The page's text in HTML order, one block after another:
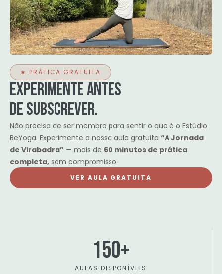
★ PRÁTICA GRATUITA
Experimente antes
de subscrever.
Não precisa de ser membro para sentir o que é o Estúdio
BeYoga. Experimente a nossa aula gratuita “A Jornada
de Virabadra” — mais de 60 minutos de prática
completa, sem compromisso.
VER AULA GRATUITA
150+
AULAS DISPONÍVEIS